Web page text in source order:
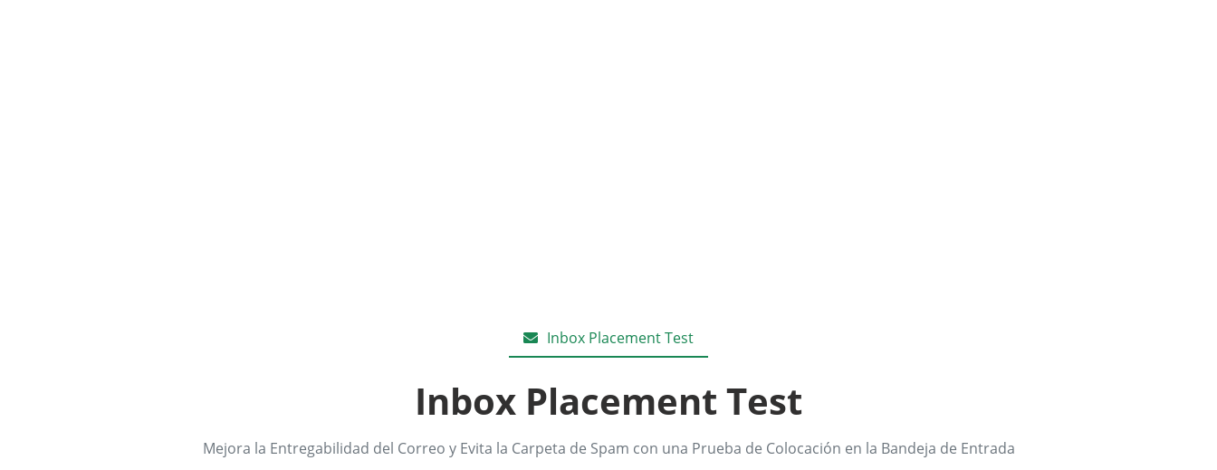
Inbox Placement Test
Inbox Placement Test
Mejora la Entregabilidad del Correo y Evita la Carpeta de Spam con una Prueba de Colocación en la Bandeja de Entrada